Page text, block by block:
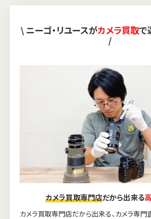
\ ニーゴ・リユースがカメラ買取で
/
カメラ買取専門店だから出来る
カメラ買取専門店だから出来る、カメラ専門